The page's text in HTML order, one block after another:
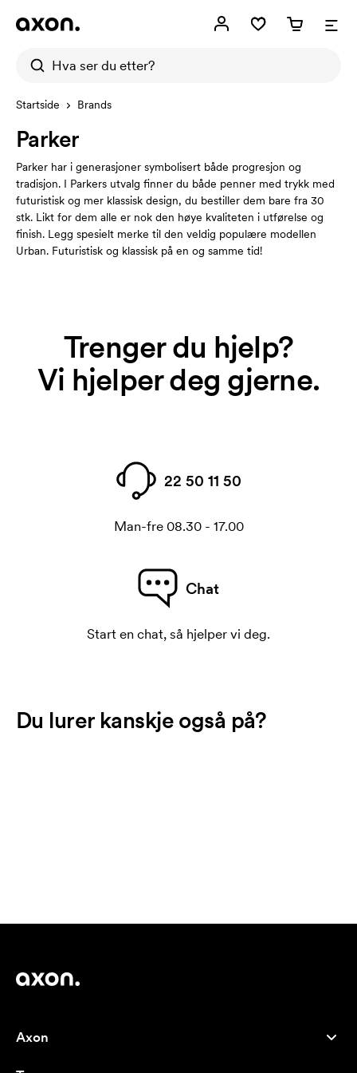
Startside Brands
Parker
Parker har i generasjoner symbolisert både progresjon og
tradisjon. I Parkers utvalg finner du både penner med trykk med
futuristisk og mer klassisk design, du bestiller dem bare fra 30
stk. Likt for dem alle er nok den høye kvaliteten i utførelse og
finish. Legg spesielt merke til den veldig populære modellen
Urban. Futuristisk og klassisk på en og samme tid!
Trenger du hjelp?
Vi hjelper deg gjerne.
22 50 11 50
Man-fre 08.30 - 17.00
Chat
Start en chat, så hjelper vi deg.
Du lurer kanskje også på?
Axon